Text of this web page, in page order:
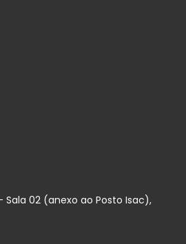
Sala 02 (anexo ao Posto Isac),